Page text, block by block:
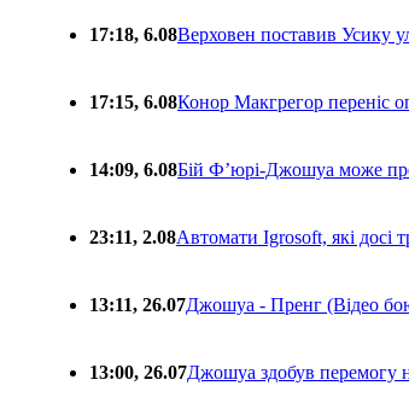
17:18, 6.08Верховен поставив Усику
17:15, 6.08Конор Макгрегор переніс
14:09, 6.08Бій Ф’юрі-Джошуа може
23:11, 2.08Автомати Igrosoft, які досі
13:11, 26.07Джошуа - Пренг (Відео
13:00, 26.07Джошуа здобув перемогу